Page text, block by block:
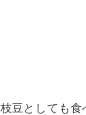
枝豆としても